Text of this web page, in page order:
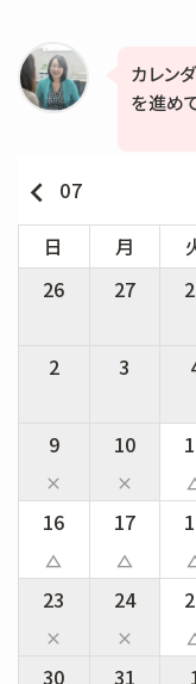
カレン
を進め
keyboard_arrow_left 07
日 月
26
27
2 3
9
close
10
close
16
change_history
17
change_history
23
close
24
close
30 31